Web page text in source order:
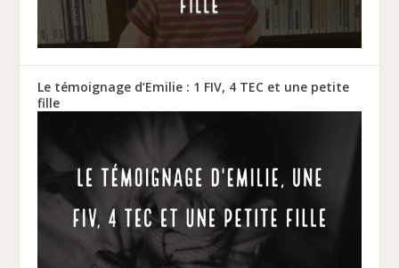
Le témoignage d’Emilie : 1 FIV, 4 TEC et une petite
fille